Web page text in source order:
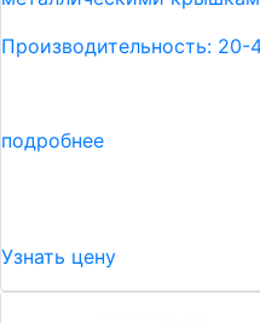
Производительность: 20-
подробнее
Узнать цену